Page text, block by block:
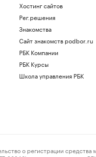
Хостинг сайтов
Рег.решения
Знакомства
Сайт знакомств podbor.ru
РБК Компании
РБК Курсы
Школа управления РБК
о регистрации средства